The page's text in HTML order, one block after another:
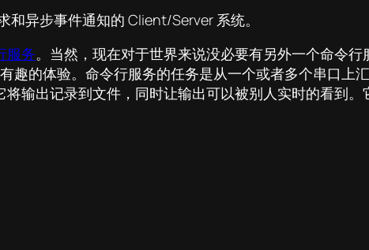
异步事件通知的 Client/Server 系统。
服务。当然，现在对于世界来说没必要有另外一个命令
趣的体验。命令行服务的任务是从一个或者多个串口上
输出记录到文件，同时让输出可以被别人实时的看到